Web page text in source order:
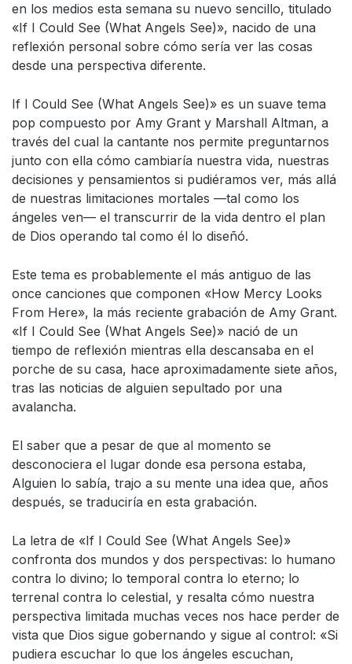
en los medios esta semana su nuevo sencillo, titulado
«If I Could See (What Angels See)», nacido de una
reflexión personal sobre cómo sería ver las cosas
desde una perspectiva diferente.
If I Could See (What Angels See)» es un suave tema
pop compuesto por Amy Grant y Marshall Altman, a
través del cual la cantante nos permite preguntarnos
junto con ella cómo cambiaría nuestra vida, nuestras
decisiones y pensamientos si pudiéramos ver, más allá
de nuestras limitaciones mortales —tal como los
ángeles ven— el transcurrir de la vida dentro el plan
de Dios operando tal como él lo diseñó.
Este tema es probablemente el más antiguo de las
once canciones que componen «How Mercy Looks
From Here», la más reciente grabación de Amy Grant.
«If I Could See (What Angels See)» nació de un
tiempo de reflexión mientras ella descansaba en el
porche de su casa, hace aproximadamente siete años,
tras las noticias de alguien sepultado por una
avalancha.
El saber que a pesar de que al momento se
desconociera el lugar donde esa persona estaba,
Alguien lo sabía, trajo a su mente una idea que, años
después, se traduciría en esta grabación.
La letra de «If I Could See (What Angels See)»
confronta dos mundos y dos perspectivas: lo humano
contra lo divino; lo temporal contra lo eterno; lo
terrenal contra lo celestial, y resalta cómo nuestra
perspectiva limitada muchas veces nos hace perder de
vista que Dios sigue gobernando y sigue al control: «Si
pudiera escuchar lo que los ángeles escuchan,